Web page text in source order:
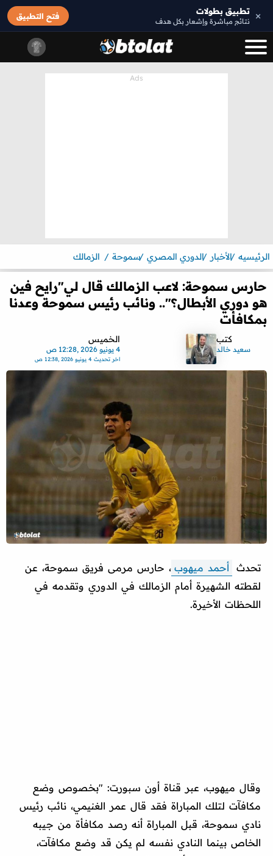
× تطبيق بطولات
نتائج مباشرة وإشعار بكل هدف
فتح التطبيق
الرئيسيه الأخبار الدوري المصري سموحة الزمالك
حارس سموحة: لاعب الزمالك قال لي"رايح فين
هو دوري الأبطال؟".. ونائب رئيس سموحة وعدنا
بمكافأت
كتب
سعيد خالد
الخميس
4 يونيو 2026 ,12:28 ص
اخر تحديث4 يونيو 2026 ,12:38 ص
تحدث أحمد ميهوب ، حارس مرمى فريق سموحة، عن
لقطته الشهيرة أمام الزمالك في الدوري وتقدمه في
اللحظات الأخيرة.
وقال ميهوب، عبر قناة أون سبورت: "بخصوص وضع
مكافآت لتلك المباراة فقد قال عمر الغنيمي، نائب رئيس
نادي سموحة، قبل المباراة أنه رصد مكافأة من جيبه
الخاص بينما النادي نفسه لم يكن قد وضع مكافآت،